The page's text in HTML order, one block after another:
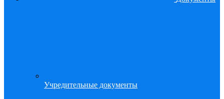
Учредительные документы